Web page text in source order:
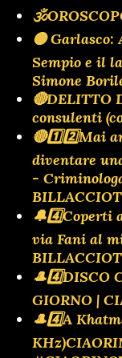
🟡
Sempio e il
Simone
🔴DELITTO
consulenti
🔴1️⃣2️⃣Mai
diventare
-
🔔4️⃣Coperti
via Fani al
🎩4️⃣DISCO
GIORNO |
🎩4️⃣A